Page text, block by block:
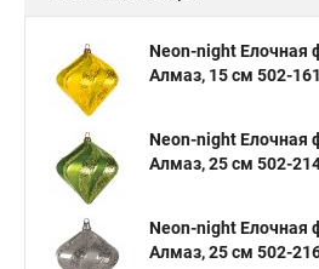
Neon-night Елочная
Алмаз, 15 см 502-161
Neon-night Елочная
Алмаз, 25 см 502-
Neon-night Елочная
Алмаз, 25 см 502-